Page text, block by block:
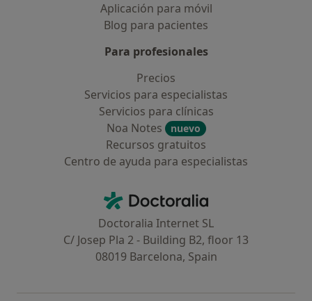
Aplicación para móvil
Blog para pacientes
Para profesionales
Precios
Servicios para especialistas
Servicios para clínicas
Noa Notes
nuevo
Recursos gratuitos
Centro de ayuda para especialistas
Doctoralia - Página de inicio
Doctoralia Internet SL
C/ Josep Pla 2 - Building B2, floor 13
08019 Barcelona, Spain